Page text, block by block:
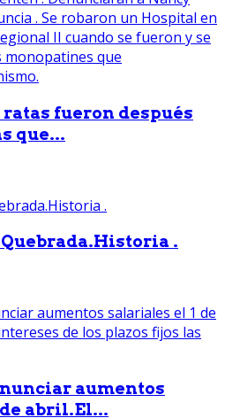
fueron después
que...
.
aumentos
abril.El...